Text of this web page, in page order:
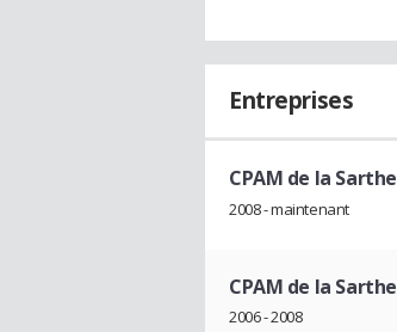
Entreprises
CPAM de la Sarthe
2008 - maintenant
CPAM de la Sarthe
2006 - 2008